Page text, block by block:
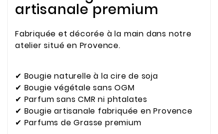
artisanale premium
Fabriquée et décorée à la main dans notre
atelier situé en Provence.
✔ Bougie naturelle à la cire de soja
✔ Bougie végétale sans OGM
✔ Parfum sans CMR ni phtalates
✔ Bougie artisanale fabriquée en Provence
✔ Parfums de Grasse premium